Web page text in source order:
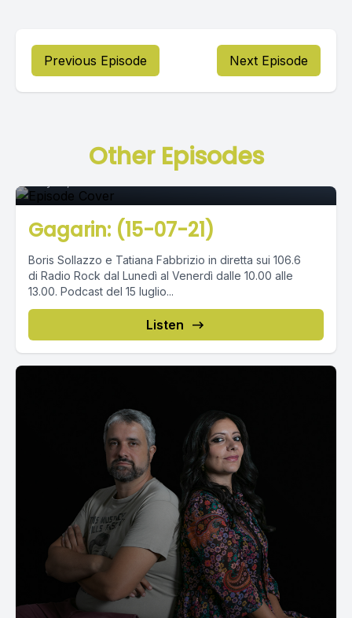
Previous Episode Next Episode
Other Episodes
Episode 0
Gagarin: (15-07-21)
Boris Sollazzo e Tatiana Fabbrizio in diretta sui 106.6
di Radio Rock dal Lunedì al Venerdì dalle 10.00 alle
13.00. Podcast del 15 luglio...
Listen